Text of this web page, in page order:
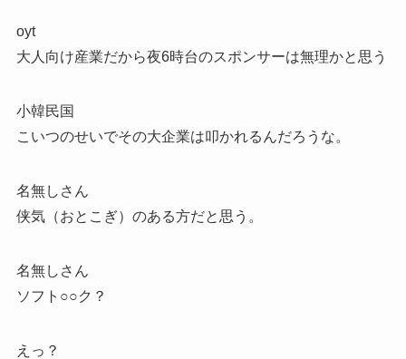
oyt
大人向け産業だから夜6時台のスポンサーは無理かと思う
小韓民国
こいつのせいでその大企業は叩かれるんだろうな。
名無しさん
侠気（おとこぎ）のある方だと思う。
名無しさん
ソフト○○ク？
えっ？